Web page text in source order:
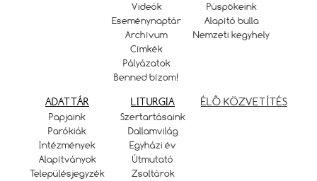
Videók
Eseménynaptár
Archívum
Címkék
Pályázatok
Benned bízom!
Püspökeink
Alapító bulla
Nemzeti kegyhely
ADATTÁR
Papjaink
Parókiák
Intézmények
Alapítványok
Településjegyzék
LITURGIA
Szertartásaink
Dallamvilág
Egyházi év
Útmutató
Zsoltárok
ÉLŐ KÖZVETÍTÉS